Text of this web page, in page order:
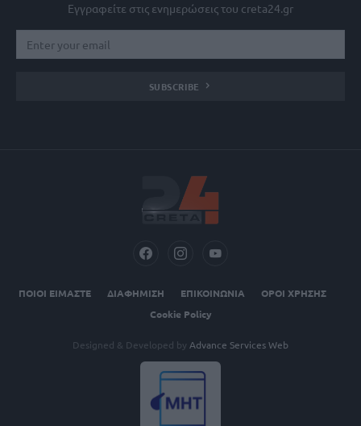
Εγγραφείτε στις ενημερώσεις του creta24.gr
SUBSCRIBE
ΠΟΙΟΙ ΕΙΜΑΣΤΕ ΔΙΑΦΗΜΙΣΗ ΕΠΙΚΟΙΝΩΝΙΑ
ΟΡΟΙ ΧΡΗΣΗΣ
Cookie Policy
Designed & Developed by Advance Services Web